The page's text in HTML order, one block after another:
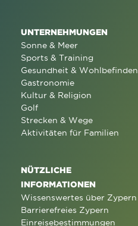
UNTERNEHMUNGEN
Sonne & Meer
Sports & Training
Gesundheit & Wohlbefinden
Gastronomie
Kultur & Religion
Golf
Strecken & Wege
Aktivitäten für Familien
NÜTZLICHE
INFORMATIONEN
Wissenswertes über Zypern
Barrierefreies Zypern
Einreisebestimmungen